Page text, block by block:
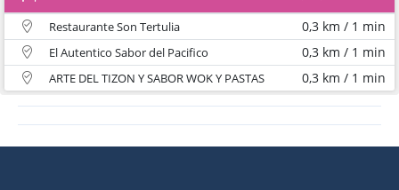
Restaurante Son Tertulia 0,3 km / 1 min
El Autentico Sabor del Pacifico 0,3 km / 1 min
ARTE DEL TIZON Y SABOR WOK Y PASTAS 0,3 km / 1 min